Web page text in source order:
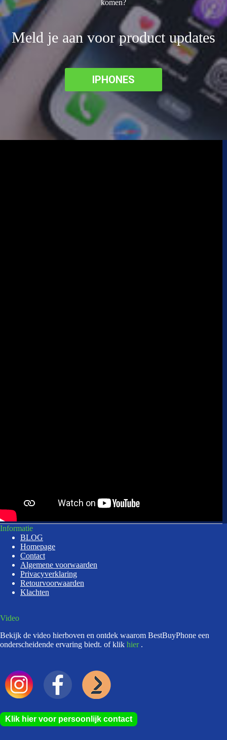
komen?
Meld je aan voor product updates
IPHONES
Informatie
BLOG
Homepage
Contact
Algemene voorwaarden
Privacyverklaring
Retourvoorwaarden
Klachten
Video
Bekijk de video hierboven en ontdek waarom BestBuyPhone een
onderscheidende ervaring biedt. of klik hier .
Klik hier voor persoonlijk contact